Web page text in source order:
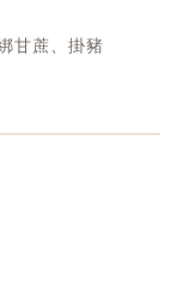
甘蔗、掛豬